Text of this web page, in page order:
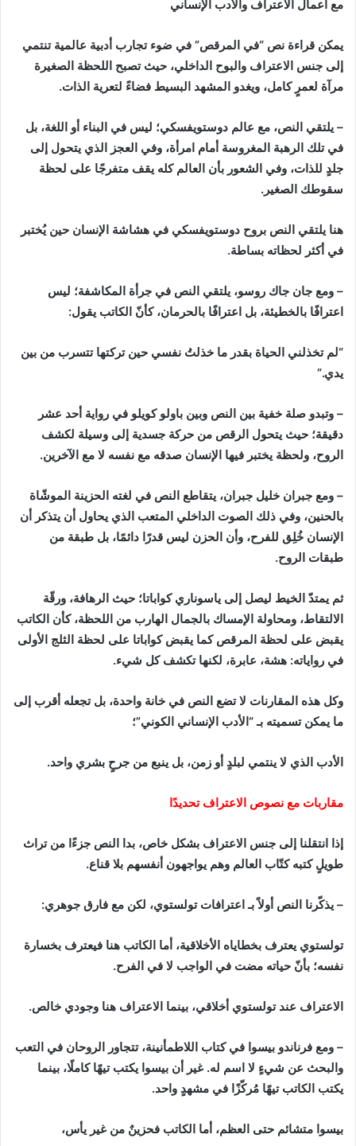
مع أعمال الاعتراف والأدب الإنساني
يمكن قراءة نص “في المرقص” في ضوء تجارب أدبية عالمية تنتمي
إلى جنس الاعتراف والبوح الداخلي، حيث تصبح اللحظة الصغيرة
مرآة لعمرٍ كامل، ويغدو المشهد البسيط فضاءً لتعرية الذات.
– يلتقي النص، مع عالم دوستويفسكي؛ ليس في البناء أو اللغة، بل
في تلك الرهبة المغروسة أمام امرأة، وفي العجز الذي يتحول إلى
جلدٍ للذات، وفي الشعور بأن العالم كله يقف متفرجًا على لحظة
سقوطك الصغير.
هنا يلتقي النص بروح دوستويفسكي في هشاشة الإنسان حين يُختبر
في أكثر لحظاته بساطة.
– ومع جان جاك روسو، يلتقي النص في جرأة المكاشفة؛ ليس
اعترافًا بالخطيئة، بل اعترافًا بالحرمان، كأنّ الكاتب يقول:
“لم تخذلني الحياة بقدر ما خذلتُ نفسي حين تركتها تتسرب من بين
يدي.”
– وتبدو صلة خفية بين النص وبين باولو كويلو في رواية أحد عشر
دقيقة؛ حيث يتحول الرقص من حركة جسدية إلى وسيلة لكشف
الروح، ولحظة يختبر فيها الإنسان صدقه مع نفسه لا مع الآخرين.
– ومع جبران خليل جبران، يتقاطع النص في لغته الحزينة الموشّاة
بالحنين، وفي ذلك الصوت الداخلي المتعب الذي يحاول أن يتذكر أن
الإنسان خُلِق للفرح، وأن الحزن ليس قدرًا دائمًا، بل طبقة من
طبقات الروح.
ثم يمتدّ الخيط ليصل إلى ياسوناري كواباتا؛ حيث الرهافة، ورقّة
الالتقاط، ومحاولة الإمساك بالجمال الهارب من اللحظة، كأن الكاتب
يقبض على لحظة المرقص كما يقبض كواباتا على لحظة الثلج الأولى
في رواياته: هشة، عابرة، لكنها تكشف كل شيء.
وكل هذه المقارنات لا تضع النص في خانة واحدة، بل تجعله أقرب إلى
ما يمكن تسميته بـ “الأدب الإنساني الكوني”؛
الأدب الذي لا ينتمي لبلدٍ أو زمن، بل ينبع من جرحٍ بشري واحد.
مقاربات مع نصوص الاعتراف تحديدًا
إذا انتقلنا إلى جنس الاعتراف بشكل خاص، بدا النص جزءًا من تراث
طويلٍ كتبه كتّاب العالم وهم يواجهون أنفسهم بلا قناع.
– يذكّرنا النص أولاً بـ اعترافات تولستوي، لكن مع فارق جوهري:
تولستوي يعترف بخطاياه الأخلاقية، أما الكاتب هنا فيعترف بخسارة
نفسه؛ بأنّ حياته مضت في الواجب لا في الفرح.
الاعتراف عند تولستوي أخلاقي، بينما الاعتراف هنا وجودي خالص.
– ومع فرناندو بيسوا في كتاب اللاطمأنينة، تتجاور الروحان في التعب
والبحث عن شيءٍ لا اسم له. غير أن بيسوا يكتب تيهًا كاملًا، بينما
يكتب الكاتب تيهًا مُركّزًا في مشهدٍ واحد.
بيسوا متشائم حتى العظم، أما الكاتب فحزينٌ من غير يأس،